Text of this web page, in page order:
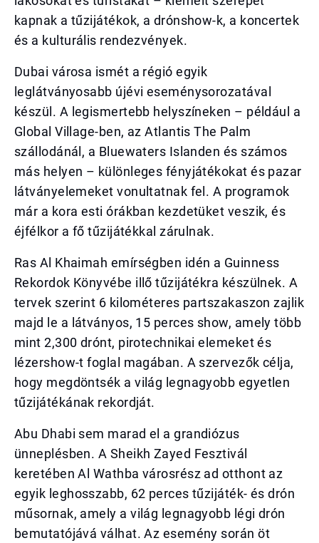
kapnak a tűzijátékok, a drónshow-k, a koncertek
és a kulturális rendezvények.
Dubai városa ismét a régió egyik
leglátványosabb újévi eseménysorozatával
készül. A legismertebb helyszíneken – például a
Global Village-ben, az Atlantis The Palm
szállodánál, a Bluewaters Islanden és számos
más helyen – különleges fényjátékokat és pazar
látványelemeket vonultatnak fel. A programok
már a kora esti órákban kezdetüket veszik, és
éjfélkor a fő tűzijátékkal zárulnak.
Ras Al Khaimah emírségben idén a Guinness
Rekordok Könyvébe illő tűzijátékra készülnek. A
tervek szerint 6 kilométeres partszakaszon zajlik
majd le a látványos, 15 perces show, amely több
mint 2,300 drónt, pirotechnikai elemeket és
lézershow-t foglal magában. A szervezők célja,
hogy megdöntsék a világ legnagyobb egyetlen
tűzijátékának rekordját.
Abu Dhabi sem marad el a grandiózus
ünneplésben. A Sheikh Zayed Fesztivál
keretében Al Wathba városrész ad otthont az
egyik leghosszabb, 62 perces tűzijáték- és drón
műsornak, amely a világ legnagyobb légi drón
bemutatójává válhat. Az esemény során öt